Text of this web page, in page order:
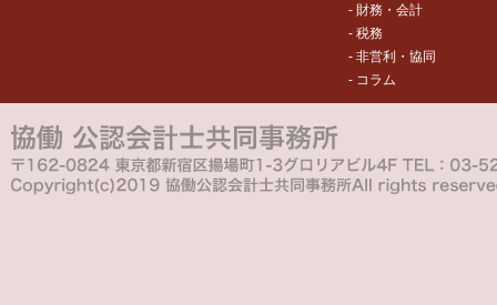
- 財務・会計
- 税務
- 非営利・協同
- コラム